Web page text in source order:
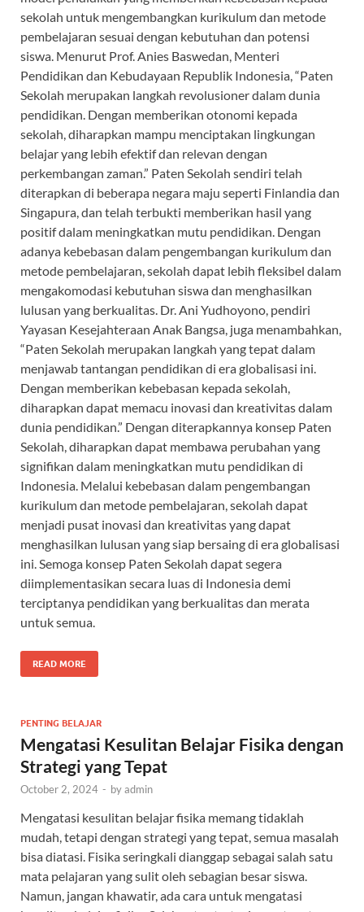
sekolah untuk mengembangkan kurikulum dan metode
pembelajaran sesuai dengan kebutuhan dan potensi
siswa. Menurut Prof. Anies Baswedan, Menteri
Pendidikan dan Kebudayaan Republik Indonesia, “Paten
Sekolah merupakan langkah revolusioner dalam dunia
pendidikan. Dengan memberikan otonomi kepada
sekolah, diharapkan mampu menciptakan lingkungan
belajar yang lebih efektif dan relevan dengan
perkembangan zaman.” Paten Sekolah sendiri telah
diterapkan di beberapa negara maju seperti Finlandia dan
Singapura, dan telah terbukti memberikan hasil yang
positif dalam meningkatkan mutu pendidikan. Dengan
adanya kebebasan dalam pengembangan kurikulum dan
metode pembelajaran, sekolah dapat lebih fleksibel dalam
mengakomodasi kebutuhan siswa dan menghasilkan
lulusan yang berkualitas. Dr. Ani Yudhoyono, pendiri
Yayasan Kesejahteraan Anak Bangsa, juga menambahkan,
“Paten Sekolah merupakan langkah yang tepat dalam
menjawab tantangan pendidikan di era globalisasi ini.
Dengan memberikan kebebasan kepada sekolah,
diharapkan dapat memacu inovasi dan kreativitas dalam
dunia pendidikan.” Dengan diterapkannya konsep Paten
Sekolah, diharapkan dapat membawa perubahan yang
signifikan dalam meningkatkan mutu pendidikan di
Indonesia. Melalui kebebasan dalam pengembangan
kurikulum dan metode pembelajaran, sekolah dapat
menjadi pusat inovasi dan kreativitas yang dapat
menghasilkan lulusan yang siap bersaing di era globalisasi
ini. Semoga konsep Paten Sekolah dapat segera
diimplementasikan secara luas di Indonesia demi
terciptanya pendidikan yang berkualitas dan merata
untuk semua.
READ MORE
PENTING BELAJAR
Mengatasi Kesulitan Belajar Fisika dengan
Strategi yang Tepat
October 2, 2024 - byadmin
Mengatasi kesulitan belajar fisika memang tidaklah
mudah, tetapi dengan strategi yang tepat, semua masalah
bisa diatasi. Fisika seringkali dianggap sebagai salah satu
mata pelajaran yang sulit oleh sebagian besar siswa.
Namun, jangan khawatir, ada cara untuk mengatasi